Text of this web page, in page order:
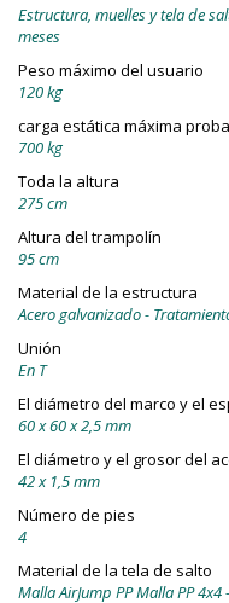
Estructura, muelles y tela de
meses
Peso máximo del usuario
120 kg
carga estática máxima
700 kg
Toda la altura
275 cm
Altura del trampolín
95 cm
Material de la estructura
Acero galvanizado -
Unión
En T
El diámetro del marco y el
60 x 60 x 2,5 mm
El diámetro y el grosor del
42 x 1,5 mm
Número de pies
4
Material de la tela de salto
Malla AirJump PP Malla PP